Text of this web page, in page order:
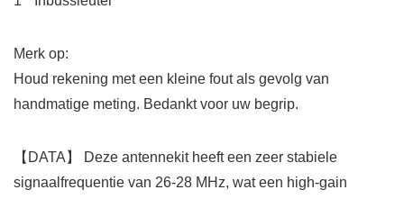
Merk op:
Houd rekening met een kleine fout als gevolg van
handmatige meting. Bedankt voor uw begrip.
【DATA】 Deze antennekit heeft een zeer stabiele
signaalfrequentie van 26-28 MHz, wat een high-gain